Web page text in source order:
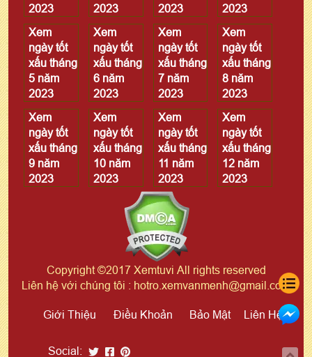
2023
2023
2023
2023
Xem
ngày tốt
xấu tháng
5 năm
2023
Xem
ngày tốt
xấu tháng
6 năm
2023
Xem
ngày tốt
xấu tháng
7 năm
2023
Xem
ngày tốt
xấu tháng
8 năm
2023
Xem
ngày tốt
xấu tháng
9 năm
2023
Xem
ngày tốt
xấu tháng
10 năm
2023
Xem
ngày tốt
xấu tháng
11 năm
2023
Xem
ngày tốt
xấu tháng
12 năm
2023
Copyright ©2017 Xemtuvi All rights reserved
Liên hệ với chúng tôi : hotro.xemvanmenh@gmail.com
Giới Thiệu Điều Khoản Bảo Mật Liên Hệ
Social: